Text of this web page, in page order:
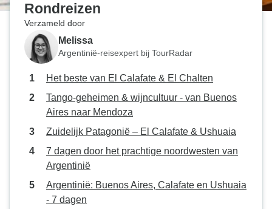
Rondreizen
Verzameld door
Melissa
Argentinië-reisexpert bij TourRadar
Het beste van El Calafate & El Chalten
Tango-geheimen & wijncultuur - van Buenos
Aires naar Mendoza
Zuidelijk Patagonië – El Calafate & Ushuaia
7 dagen door het prachtige noordwesten van
Argentinië
Argentinië: Buenos Aires, Calafate en Ushuaia
- 7 dagen